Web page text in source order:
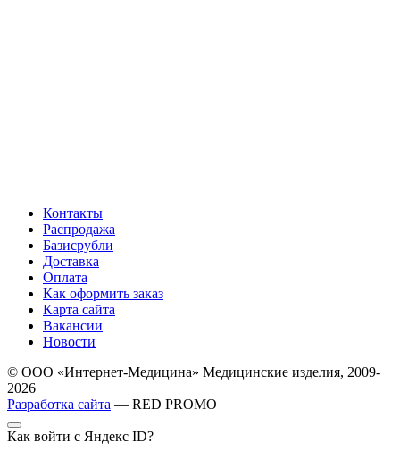
Контакты
Распродажа
Базисрубли
Доставка
Оплата
Как оформить заказ
Карта сайта
Вакансии
Новости
© ООО «Интернет-Медицина» Медицинские изделия, 2009-
2026
Разработка сайта — RED PROMO
Как войти с Яндекс ID?